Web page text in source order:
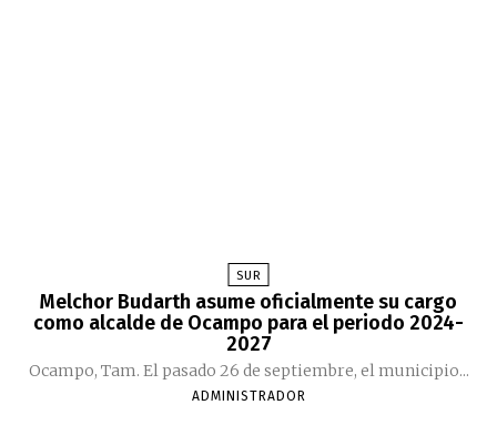
SUR
Melchor Budarth asume oficialmente su cargo
como alcalde de Ocampo para el periodo 2024-
2027
Ocampo, Tam. El pasado 26 de septiembre, el municipio...
ADMINISTRADOR